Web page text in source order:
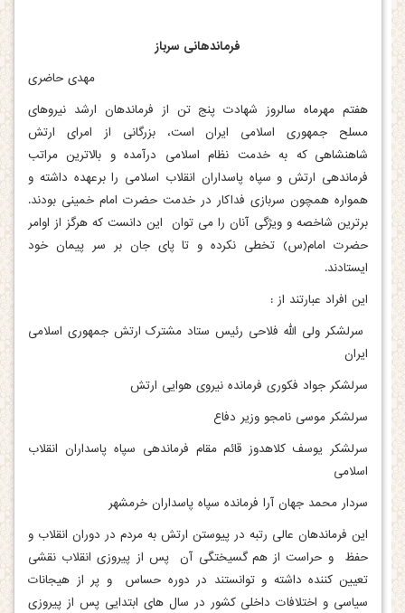
فرماندهانی سرباز
مهدی حاضری
هفتم مهرماه سالروز شهادت پنج تن از فرماندهان ارشد نیروهای
مسلح جمهوری اسلامی ایران است، بزرگانی از امرای ارتش
شاهنشاهی که به خدمت نظام اسلامی درآمده و بالاترین مراتب
فرماندهی ارتش و سپاه پاسداران انقلاب اسلامی را برعهده داشته و
همواره همچون سربازی فداکار در خدمت حضرت امام خمینی بودند.
برترین شاخصه و ویژگی آنان را می توان این دانست که هرگز از اوامر
حضرت امام(س) تخطی نکرده و تا پای جان بر سر پیمان خود
ایستادند.
این افراد عبارتند از :
سرلشکر ولی الله فلاحی رئیس ستاد مشترک ارتش جمهوری اسلامی
ایران
سرلشکر جواد فکوری فرمانده نیروی هوایی ارتش
سرلشکر موسی نامجو وزیر دفاع
سرلشکر یوسف کلاهدوز قائم مقام فرماندهی سپاه پاسداران انقلاب
اسلامی
سردار محمد جهان آرا فرمانده سپاه پاسداران خرمشهر
این فرماندهان عالی رتبه در پیوستن ارتش به مردم در دوران انقلاب و
حفظ و حراست از هم گسیختگی آن پس از پیروزی انقلاب نقشی
تعیین کننده داشته و توانستند در دوره حساس و پر از هیجانات
سیاسی و اختلافات داخلی کشور در سال های ابتدایی پس از پیروزی